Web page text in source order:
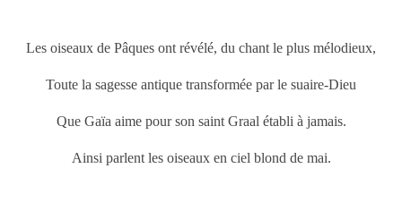
Les oiseaux de Pâques ont révélé, du chant le plus mélodieux,
Toute la sagesse antique transformée par le suaire-Dieu
Que Gaïa aime pour son saint Graal établi à jamais.
Ainsi parlent les oiseaux en ciel blond de mai.